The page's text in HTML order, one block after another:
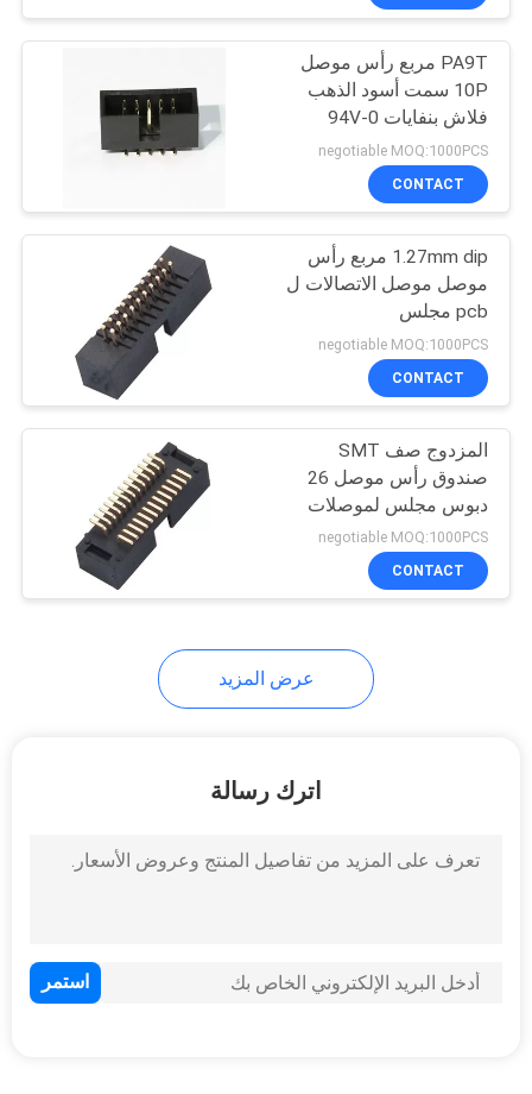
سلك إلى مجلس
موصل
128
موصل SCSI
23
المستديرة
35
PA9T مربع رأس موصل
10P سمت أسود الذهب
فلاش بنفايات 94V-0
negotiable MOQ:1000PCS
CONTACT
1.27mm dip مربع رأس
موصل موصل الاتصالات ل
pcb مجلس
negotiable MOQ:1000PCS
CONTACT
المزدوج صف SMT
صندوق رأس موصل 26
دبوس مجلس لموصلات
الأسلاك 20mΩ ماكس
negotiable MOQ:1000PCS
CONTACT
عرض المزيد
اترك رسالة